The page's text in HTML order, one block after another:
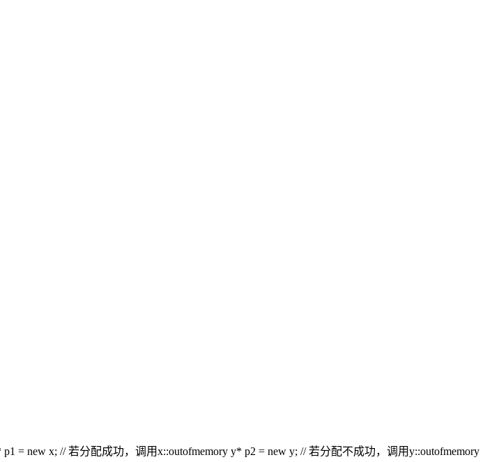
= new x; // 若分配成功，调用x::outofmemory y* p2 = new y; // 若分配不成功，调用y::outofmemory